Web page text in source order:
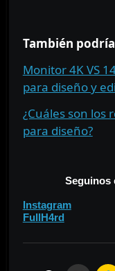
También
Monitor 4K VS
para diseño y
¿Cuáles son los
para diseño?
Seguinos
Instagram
FullH4rd